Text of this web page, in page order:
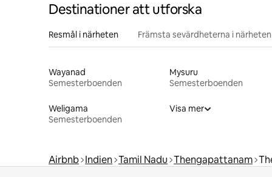
Destinationer att utforska
Resmål i närheten Främsta sevärdheterna i närheten
Wayanad
Semesterboenden
Mysuru
Semesterboenden
Weligama
Semesterboenden
Visa mer
Airbnb Indien Tamil Nadu Thengapattanam